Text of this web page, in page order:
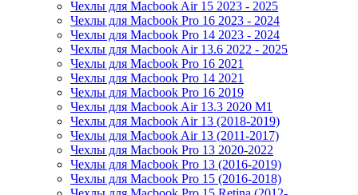
Чехлы для Macbook Air 15 2023 - 2025
Чехлы для Macbook Pro 16 2023 - 2024
Чехлы для Macbook Pro 14 2023 - 2024
Чехлы для Macbook Air 13.6 2022 - 2025
Чехлы для Macbook Pro 16 2021
Чехлы для Macbook Pro 14 2021
Чехлы для Macbook Pro 16 2019
Чехлы для Macbook Air 13.3 2020 M1
Чехлы для Macbook Air 13 (2018-2019)
Чехлы для Macbook Air 13 (2011-2017)
Чехлы для Macbook Pro 13 2020-2022
Чехлы для Macbook Pro 13 (2016-2019)
Чехлы для Macbook Pro 15 (2016-2018)